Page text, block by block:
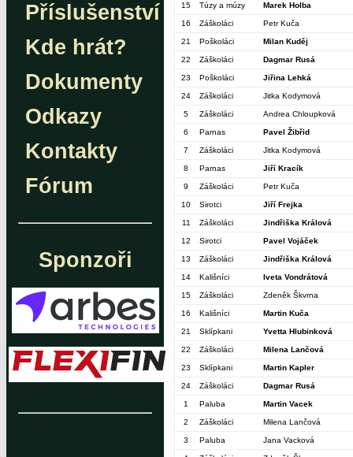
Příslušenství
Kde hrát?
Dokumenty
Odkazy
Kontakty
Fórum
Sponzoři
15 Túzy a múzy Marek Holba
16 Záškoláci Petr Kuča
21 Poškoláci Milan Kuděj
22 Záškoláci Dagmar Rusá
23 Poškoláci Jiřina Lehká
24 Záškoláci Jitka Kodymová
5 Záškoláci Andrea Chloupková
6 Parnas Pavel Žibřid
7 Záškoláci Jitka Kodymová
8 Parnas Jiří Kracík
9 Záškoláci Petr Kuča
10 Sirotci Jiří Frejka
11 Záškoláci Jindřiška Králová
12 Sirotci Pavel Vojáček
13 Záškoláci Jindřiška Králová
14 Kališníci Iveta Vondrátová
15 Záškoláci Zdeněk Škvrna
16 Kališníci Martin Kuča
21 Sklípkani Yvetta Hlubinková
22 Záškoláci Milena Lančová
23 Sklípkani Martin Kapler
24 Záškoláci Dagmar Rusá
1 Paluba Martin Vacek
2 Záškoláci Milena Lančová
3 Paluba Jana Vacková